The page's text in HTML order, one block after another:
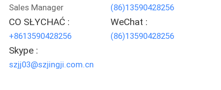
POPROŚ
O
WYCENĘ
Sales Manager (86)13590428256
CO SŁYCHAĆ :
+8613590428256
WeChat :
(86)13590428256
Skype :
szjj03@szjingji.com.cn